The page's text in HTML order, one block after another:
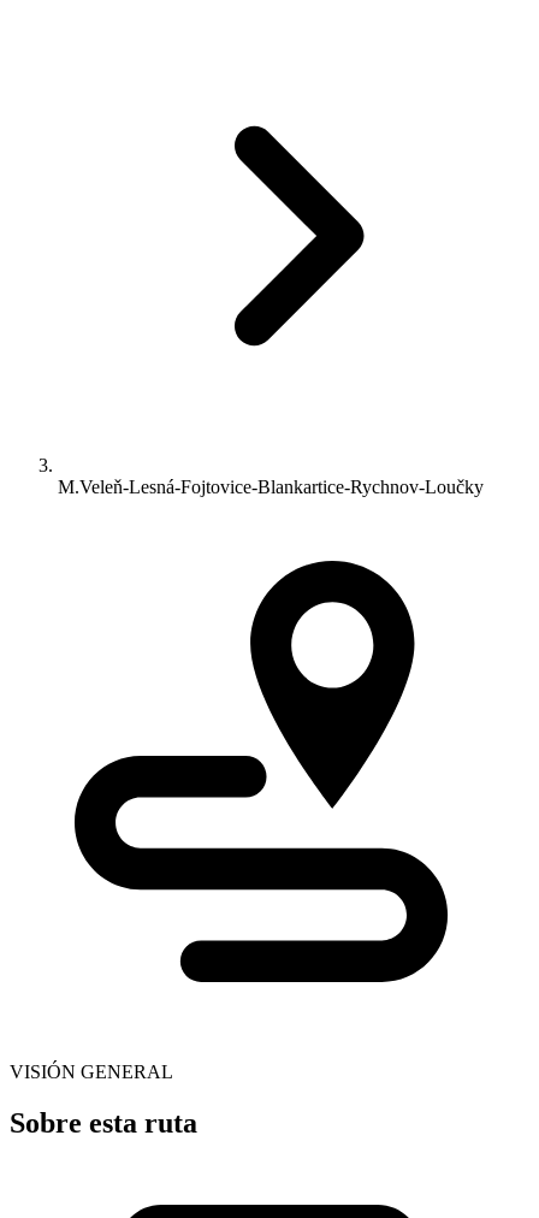
M.Veleň-Lesná-Fojtovice-Blankartice-Rychnov-Loučky
VISIÓN GENERAL
Sobre esta ruta